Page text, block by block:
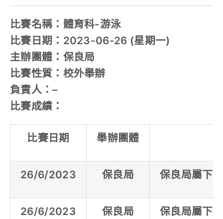
聯絡我們
比賽名稱：體育科-游泳
比賽日期：2023-06-26 (星期一)
主辦團體：保良局
比賽性質：校外舉辦
負責人：–
比賽成績：
比賽日期 舉辦團體
26/6/2023 保良局 保良局屬下
26/6/2023 保良局 保良局屬下